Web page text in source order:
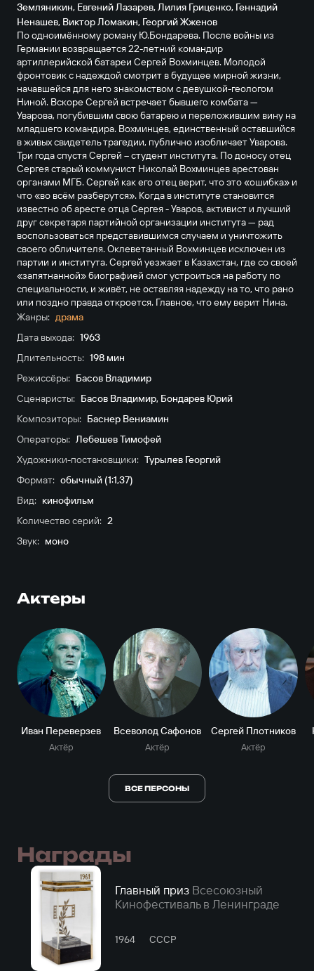
Земляникин, Евгений Лазарев,Лилия Гриценко, Геннадий
Ненашев, Виктор Ломакин, Георгий Жженов
По одноимённому роману Ю.Бондарева. После войны из
Германии возвращается 22-летний командир
артиллерийской батареи Сергей Вохминцев. Молодой
фронтовик с надеждой смотрит в будущее мирной жизни,
начавшейся для него знакомством с девушкой-геологом
Ниной. Вскоре Сергей встречает бывшего комбата —
Уварова, погубившим свою батарею и переложившим вину на
младшего командира. Вохминцев, единственный оставшийся
в живых свидетель трагедии, публично изобличает Уварова.
Три года спустя Сергей – студент института. По доносу отец
Сергея старый коммунист Николай Вохминцев арестован
органами МГБ. Сергей как его отец верит, что это «ошибка» и
что «во всём разберутся». Когда в институте становится
известно об аресте отца Сергея - Уваров, активист и лучший
друг секретаря партийной организации института — рад
воспользоваться представившимся случаем и уничтожить
своего обличителя. Оклеветанный Вохминцев исключен из
партии и института. Сергей уезжает в Казахстан, где со своей
«запятнанной» биографией смог устроиться на работу по
специальности, и живёт, не оставляя надежду на то, что рано
или поздно правда откроется. Главное, что ему верит Нина.
Жанры: драма
Дата выхода: 1963
Длительность: 198 мин
Режиссёры: Басов Владимир
Сценаристы: Басов Владимир, Бондарев Юрий
Композиторы: Баснер Вениамин
Операторы: Лебешев Тимофей
Художники-постановщики: Турылев Георгий
Формат: обычный (1:1,37)
Вид: кинофильм
Количество серий: 2
Звук: моно
Актеры
Иван Переверзев
Актёр
Всеволод Сафонов
Актёр
Сергей Плотников
Актёр
ВСЕ ПЕРСОНЫ
Награды
Главный приз Всесоюзный
Кинофестиваль в Ленинграде
1964 СССР